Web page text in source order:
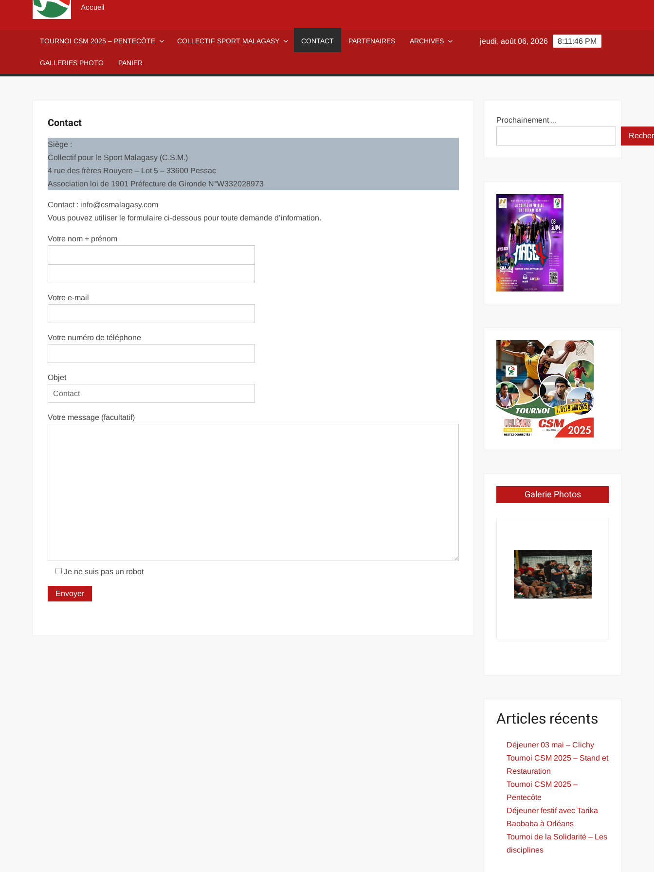
Accueil
TOURNOI CSM 2025 – PENTECÔTE COLLECTIF SPORT MALAGASY CONTACT PARTENAIRES ARCHIVES
GALLERIES PHOTO PANIER
8:11:47 PM
jeudi, août 06, 2026
Contact
Siège :
Collectif pour le Sport Malagasy (C.S.M.)
4 rue des frères Rouyere – Lot 5 – 33600 Pessac
Association loi de 1901 Préfecture de Gironde N°W332028973
Contact : info@csmalagasy.com
Vous pouvez utiliser le formulaire ci-dessous pour toute demande d’information.
Votre nom + prénom
Votre e-mail
Votre numéro de téléphone
Objet
Votre message (facultatif)
Je ne suis pas un robot
Prochainement ...
Galerie Photos
Articles récents
Déjeuner 03 mai – Clichy
Tournoi CSM 2025 – Stand et
Restauration
Tournoi CSM 2025 –
Pentecôte
Déjeuner festif avec Tarika
Baobaba à Orléans
Tournoi de la Solidarité – Les
disciplines